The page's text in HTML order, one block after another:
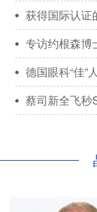
获得国际认证
专访约根森博
德国眼科“佳”
蔡司新全飞秒